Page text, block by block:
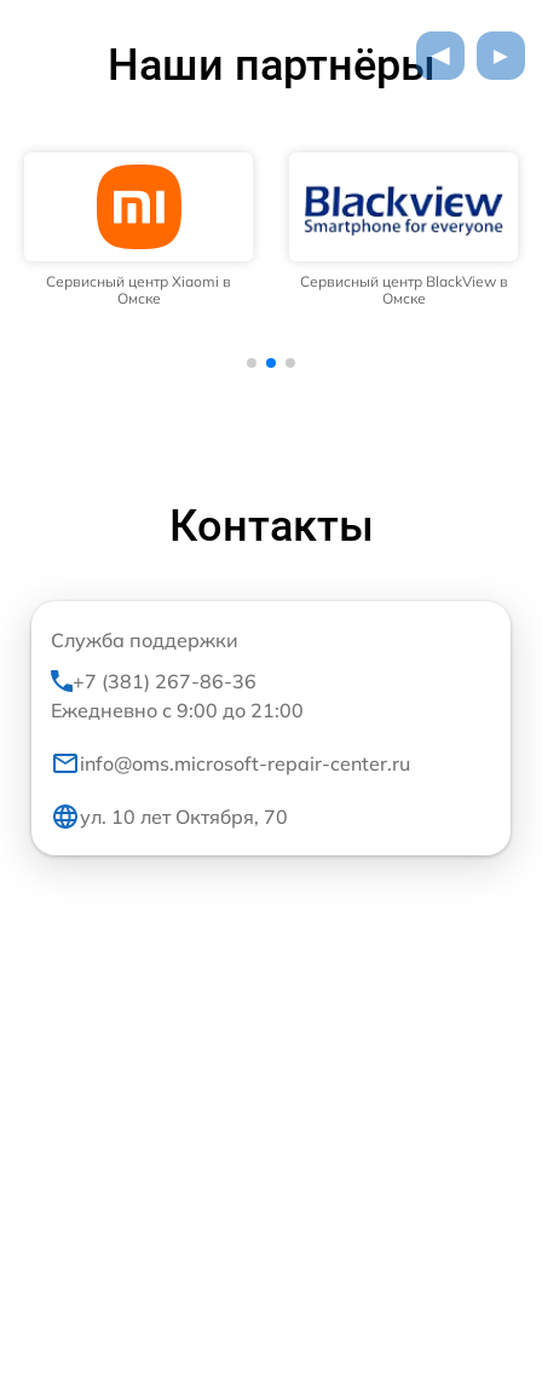
Наши партнёры
Сервисный центр Xiaomi в
Омске
Сервисный центр BlackView в
Омске
Контакты
Служба поддержки
+7 (381) 267-86-36
Ежедневно с 9:00 до 21:00
info@oms.microsoft-repair-center.ru
ул. 10 лет Октября, 70